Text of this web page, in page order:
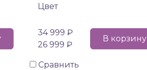
Цвет
34 999 ₽
26 999 ₽
В корзину
Сравнить